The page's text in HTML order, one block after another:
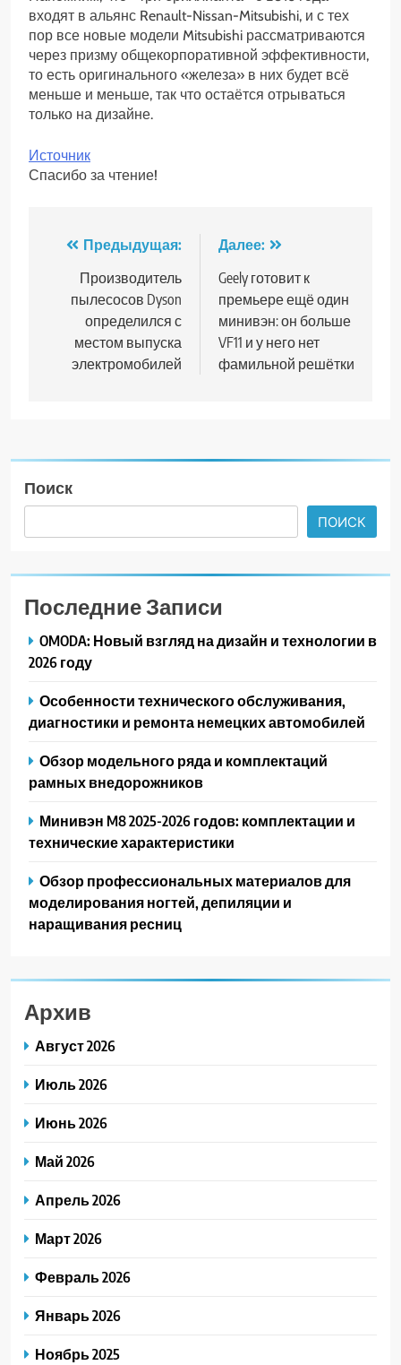
входят в альянс Renault-Nissan-Mitsubishi, и с тех
пор все новые модели Mitsubishi рассматриваются
через призму общекорпоративной эффективности,
то есть оригинального «железа» в них будет всё
меньше и меньше, так что остаётся отрываться
только на дизайне.
Источник
Спасибо за чтение!
Навигация
записям
Предыдущая:
Производитель
пылесосов Dyson
определился с
местом выпуска
электромобилей
Далее:
Geely готовит к
премьере ещё один
минивэн: он больше
VF11 и у него нет
фамильной решётки
Поиск
ПОИСК
Последние Записи
OMODA: Новый взгляд на дизайн и технологии в
2026 году
Особенности технического обслуживания,
диагностики и ремонта немецких автомобилей
Обзор модельного ряда и комплектаций
рамных внедорожников
Минивэн M8 2025-2026 годов: комплектации и
технические характеристики
Обзор профессиональных материалов для
моделирования ногтей, депиляции и
наращивания ресниц
Архив
Август 2026
Июль 2026
Июнь 2026
Май 2026
Апрель 2026
Март 2026
Февраль 2026
Январь 2026
Ноябрь 2025